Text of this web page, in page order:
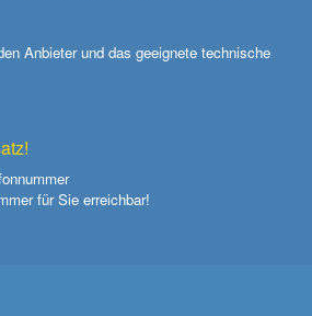
Anbieter und das geeignete technische
für Sie erreichbar!